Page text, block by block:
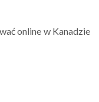
online w Kanadzie